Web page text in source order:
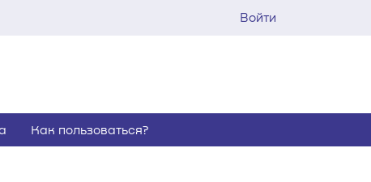
Войти
Как пользоваться?